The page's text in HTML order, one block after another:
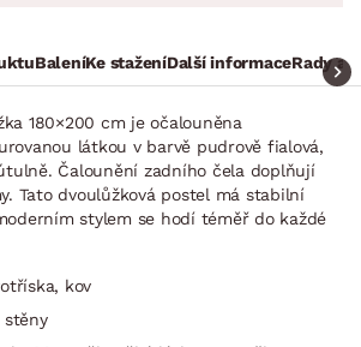
BaleníKe staženíDalší informaceRady a
180×200 cm je očalouněna
látkou v barvě pudrově fialová,
Čalounění zadního čela doplňují
Tato dvoulůžková postel má stabilní
stylem se hodí téměř do každé
kov
stěny